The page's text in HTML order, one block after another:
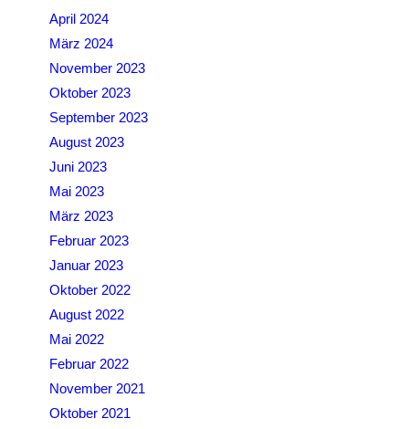
April 2024
März 2024
November 2023
Oktober 2023
September 2023
August 2023
Juni 2023
Mai 2023
März 2023
Februar 2023
Januar 2023
Oktober 2022
August 2022
Mai 2022
Februar 2022
November 2021
Oktober 2021